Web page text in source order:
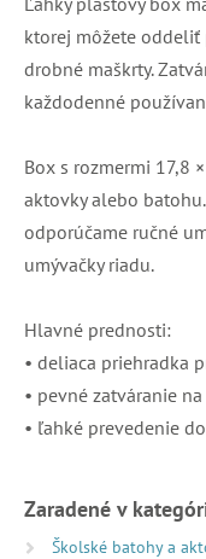
ktorej môžete oddeliť
drobné maškrty.
každodenné
Box s rozmermi 17,8
aktovky alebo
odporúčame ručné
umývačky riadu.
Hlavné prednosti:
• deliaca priehradka
• pevné zatváranie
• ľahké prevedenie
Zaradené v
Školské batohy a